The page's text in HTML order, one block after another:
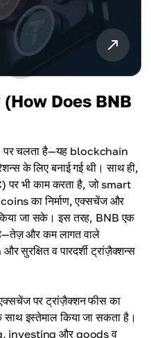
(How Does BNB
चलता है—यह blockchain
के लिए बनाई गई थी। साथ ही,
भी काम करता है, जो smart
का निर्माण, एक्सचेंज और
किया जा सके। इस तरह, BNB एक
और कम लागत वाले
सुरक्षित व पारदर्शी ट्रांज़ैक्शन्स
पर ट्रांज़ैक्शन फीस का
इस्तेमाल किया जा सकता है।
investing और goods व